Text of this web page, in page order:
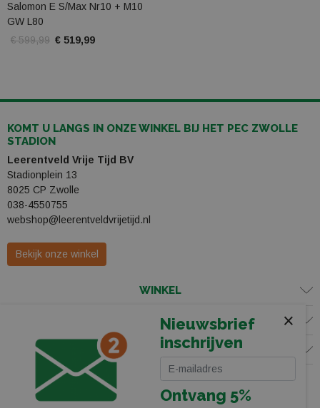
Salomon E S/Max Nr10 + M10
GW L80
€ 599,99 € 519,99
KOMT U LANGS IN ONZE WINKEL BIJ HET PEC ZWOLLE
STADION
Leerentveld Vrije Tijd BV
Stadionplein 13
8025 CP Zwolle
038-4550755
webshop@leerentveldvrijetijd.nl
Bekijk onze winkel
WINKEL
KLANTENSERVICE
VOLG ONS
×
Nieuwsbrief
inschrijven
Ontvang 5%